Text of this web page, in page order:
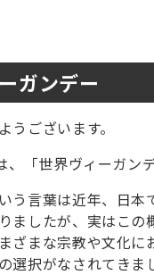
ガンデー
うございます。
「世界ヴィーガンデ
う言葉は近年、日本
ましたが、実はこの
ざまな宗教や文化に
選択がなされてきま